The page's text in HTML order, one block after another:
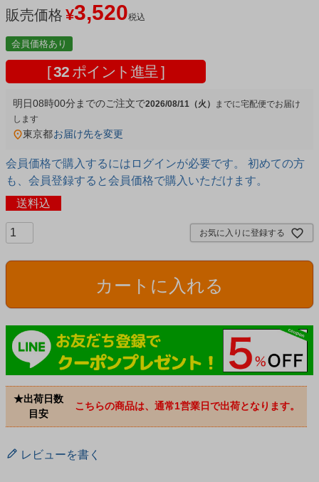
販売価格 ¥3,520税込
会員価格あり
[32 ポイント進呈 ]
明日08時00分 までのご注文で2026/08/11（火） 宅配便
東京都お届け先を変更
会員価格で購入するにはログインが必要です。 初めての方
も、会員登録すると会員価格で購入いただけます。
送料込
お気に入りに登録する
カートに入れる
★出荷日数
目安
こちらの商品は、通常1営業日で出荷となります。
レビューを書く